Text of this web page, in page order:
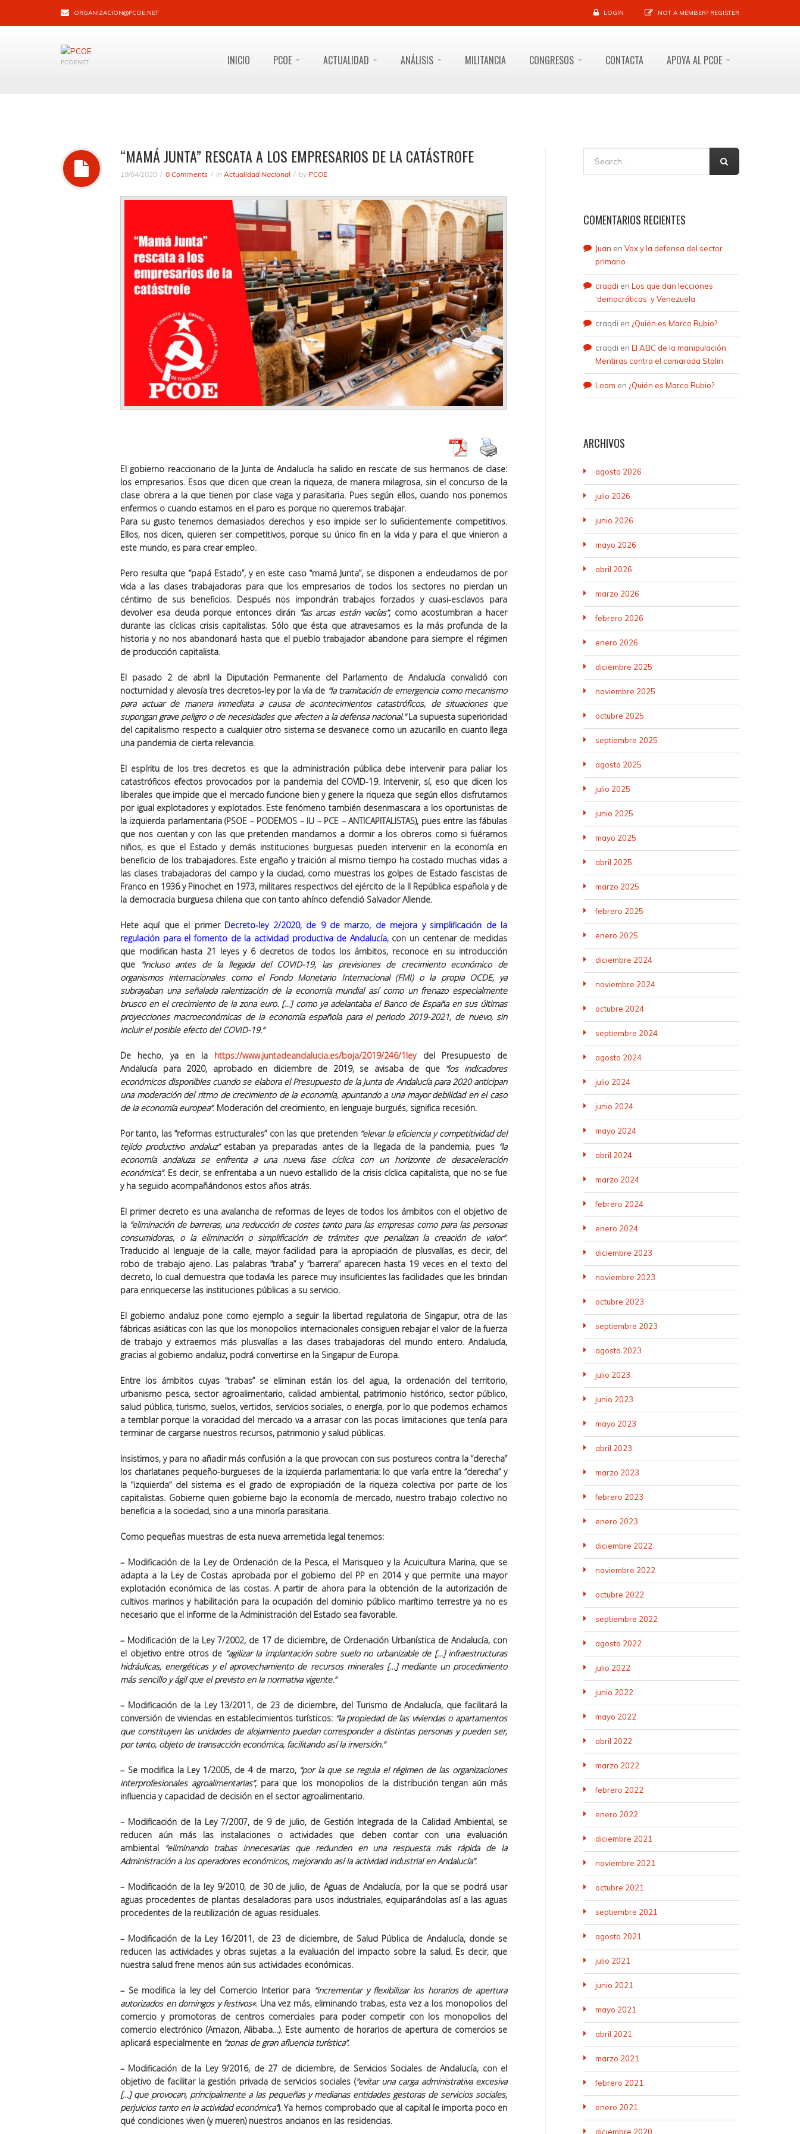
ORGANIZACION@PCOE.NET LOGIN NOT A MEMBER? REGISTER
PCOENET INICIO PCOE ACTUALIDAD ANÁLISIS MILITANCIA CONGRESOS CONTACTA APOYA AL PCOE
“MAMÁ JUNTA” RESCATA A LOS EMPRESARIOS DE LA CATÁSTROFE
19/04/2020 0 Comments in Actualidad Nacional by PCOE
El gobierno reaccionario de la Junta de Andalucía ha salido en rescate de sus hermanos de clase:
los empresarios. Esos que dicen que crean la riqueza, de manera milagrosa, sin el concurso de la
clase obrera a la que tienen por clase vaga y parasitaria. Pues según ellos, cuando nos ponemos
enfermos o cuando estamos en el paro es porque no queremos trabajar.
Para su gusto tenemos demasiados derechos y eso impide ser lo suficientemente competitivos.
Ellos, nos dicen, quieren ser competitivos, porque su único fin en la vida y para el que vinieron a
este mundo, es para crear empleo.
Pero resulta que “papá Estado”, y en este caso “mamá Junta”, se disponen a endeudarnos de por
vida a las clases trabajadoras para que los empresarios de todos los sectores no pierdan un
céntimo de sus beneficios. Después nos impondrán trabajos forzados y cuasi-esclavos para
devolver esa deuda porque entonces dirán “las arcas están vacías”, como acostumbran a hacer
durante las cíclicas crisis capitalistas. Sólo que ésta que atravesamos es la más profunda de la
historia y no nos abandonará hasta que el pueblo trabajador abandone para siempre el régimen
de producción capitalista.
El pasado 2 de abril la Diputación Permanente del Parlamento de Andalucía convalidó con
nocturnidad y alevosía tres decretos-ley por la vía de “la tramitación de emergencia como mecanismo
para actuar de manera inmediata a causa de acontecimientos catastróficos, de situaciones que
supongan grave peligro o de necesidades que afecten a ladefensa nacional.”La supuesta superioridad
del capitalismo respecto a cualquier otro sistema se desvanece como un azucarillo en cuanto llega
una pandemia de cierta relevancia.
El espíritu de los tres decretos es que la administración pública debe intervenir para paliar los
catastróficos efectos provocados por la pandemia del COVID-19. Intervenir, sí, eso que dicen los
liberales que impide que el mercado funcione bien y genere la riqueza que según ellos disfrutamos
por igual explotadores y explotados. Este fenómeno también desenmascara a los oportunistas de
la izquierda parlamentaria (PSOE – PODEMOS – IU – PCE – ANTICAPITALISTAS), pues entre las fábulas
que nos cuentan y con las que pretenden mandarnos a dormir a los obreros como si fuéramos
niños, es que el Estado y demás instituciones burguesas pueden intervenir en la economía en
beneficio de los trabajadores. Este engaño y traición al mismo tiempo ha costado muchas vidas a
las clases trabajadoras del campo y la ciudad, como muestras los golpes de Estado fascistas de
Franco en 1936 y Pinochet en 1973, militares respectivos del ejército de la II República española y de
la democracia burguesa chilena que con tanto ahínco defendió Salvador Allende.
Hete aquí que el primer Decreto-ley 2/2020, de 9 de marzo, de mejora y simplificación de la
regulación para el fomento de la actividad productiva de Andalucía, con un centenar de medidas
que modifican hasta 21 leyes y 6 decretos de todos los ámbitos, reconoce en su introducción
que
“incluso antes de la llegada del COVID-19, las previsiones de crecimiento económico de
organismos internacionales como el Fondo Monetario Internacional (FMI) o la propia OCDE, ya
subrayaban una señalada ralentización de la economía mundial así como un frenazo especialmente
brusco en el crecimiento de la zona euro. […] como ya adelantaba el Banco de España en sus últimas
proyecciones macroeconómicas de la economía española para el periodo 2019-2021, de nuevo, sin
incluir el posible efecto del COVID-19.”
De hecho, ya en la https://www.juntadeandalucia.es/boja/2019/246/1leydel Presupuesto de
Andalucía para 2020, aprobado en diciembre de 2019, se avisaba de que “los indicadores
económicos disponibles cuando se elabora el Presupuesto de la Junta de Andalucía para 2020 anticipan
una moderación del ritmo de crecimiento de la economía, apuntando a una mayor debilidad en el caso
de la economía europea”. Moderación del crecimiento, en lenguaje burgués, significa recesión.
Por tanto, las “reformas estructurales” con las que pretenden “elevar la eficiencia y competitividad del
tejido productivo andaluz”estaban ya preparadas antes de la llegada de la pandemia, pues “la
economía andaluza se enfrenta a una nueva fase cíclicacon un horizonte de desaceleración
económica”. Es decir, se enfrentaba a un nuevo estallido de la crisis cíclica capitalista, que no se fue
y ha seguido acompañándonos estos años atrás.
El primer decreto es una avalancha de reformas de leyes de todos los ámbitos con el objetivo de
la “eliminación de barreras, una reducción de costes tanto para las empresascomo para las personas
consumidoras, o la eliminación osimplificaciónde trámites que penalizan la creación de valor”.
Traducido al lenguaje de la calle, mayor facilidad para la apropiación de plusvalías, es decir, del
robo de trabajo ajeno. Las palabras “traba” y “barrera” aparecen hasta 19 veces en el texto del
decreto, lo cual demuestra que todavía les parece muy insuficientes las facilidades que les brindan
para enriquecerse las instituciones públicas a su servicio.
El gobierno andaluz pone como ejemplo a seguir la libertad regulatoria de Singapur, otra de las
fábricas asiáticas con las que los monopolios internacionales consiguen rebajar el valor de la fuerza
de trabajo y extraernos más plusvalías a las clases trabajadoras del mundo entero. Andalucía,
gracias al gobierno andaluz, podrá convertirse en la Singapur de Europa.
Entre los ámbitos cuyas “trabas” se eliminan están los del agua, la ordenación del territorio,
urbanismo pesca, sector agroalimentario, calidad ambiental, patrimonio histórico, sector público,
salud pública, turismo, suelos, vertidos, servicios sociales, o energía, por lo que podemos echarnos
a temblar porque la voracidad del mercado va a arrasar con las pocas limitaciones que tenía para
terminar de cargarse nuestros recursos, patrimonio y salud públicas.
Insistimos, y para no añadir más confusión a la que provocan con sus postureos contra la “derecha”
los charlatanes pequeño-burgueses de la izquierda parlamentaria: lo que varía entre la “derecha” y
la “izquierda” del sistema es el grado de expropiación de la riqueza colectiva por parte de los
capitalistas. Gobierne quien gobierne bajo la economía de mercado, nuestro trabajo colectivo no
beneficia a la sociedad, sino a una minoría parasitaria.
Como pequeñas muestras de esta nueva arremetida legal tenemos:
– Modificación de la Ley de Ordenación de la Pesca, el Marisqueo y la Acuicultura Marina, que se
adapta a la Ley de Costas aprobada por el gobierno del PP en 2014 y que permite una mayor
explotación económica de las costas. A partir de ahora para la obtención de la autorización de
cultivos marinos y habilitación para la ocupación del dominio público marítimo terrestre ya no es
necesario que el informe de la Administración del Estado sea favorable.
– Modificación de la Ley 7/2002, de 17 de diciembre, de Ordenación Urbanística de Andalucía, con
el objetivo entre otros de “agilizar la implantación sobre suelo no urbanizable de […]infraestructuras
hidráulicas, energéticas y el aprovechamiento de recursos minerales[…] mediante un procedimiento
más sencillo y ágil que el previsto en la normativa vigente.”
– Modificación de la Ley 13/2011, de 23 de diciembre, del Turismode Andalucía, que facilitará la
conversión de viviendas en establecimientos turísticos: “la propiedad de las viviendas o apartamentos
que constituyen las unidades de alojamiento puedan corresponder a distintas personas y pueden ser,
por tanto, objeto de transacción económica, facilitando así la inversión.”
– Se modifica la Ley 1/2005, de 4 de marzo, “por la que se regula el régimen de las organizaciones
interprofesionales agroalimentarias”, para que los monopolios de la distribucióntengan aún más
influencia y capacidad de decisión en el sector agroalimentario.
– Modificación de la Ley 7/2007, de 9 de julio, de Gestión Integrada de la Calidad Ambiental, se
reducen aún más las instalaciones o actividades que deben contar con una evaluación
ambiental
“eliminando trabas innecesarias que redunden en una respuesta más rápida de la
Administración a los operadores económicos, mejorando así la actividad industrial en Andalucía”.
– Modificación de la ley 9/2010, de 30 de julio, de Aguasde Andalucía, por la que se podrá usar
aguas procedentes de plantas desaladoras para usos industriales, equiparándolas así a las aguas
procedentes de la reutilización de aguas residuales.
– Modificación de la Ley 16/2011, de 23 de diciembre, de Salud Pública de Andalucía, donde se
reducen las actividades y obras sujetas a la evaluación del impacto sobre la salud. Es decir, que
nuestra salud frene menos aún sus actividades económicas.
– Se modifica la ley del Comercio Interior para “incrementar y flexibilizar los horarios de apertura
autorizados en domingos y festivos«. Una vez más, eliminando trabas, esta vez a los monopolios del
comercio y promotoras de centros comerciales para poder competir con los monopolios del
comercio electrónico (Amazon, Alibaba…). Este aumento de horarios de apertura de comercios se
aplicará especialmente en “zonas de gran afluencia turística”.
– Modificación de la Ley 9/2016, de 27 de diciembre, de Servicios Sociales de Andalucía, con el
objetivo de facilitar la gestión privada de servicios sociales (“evitar una carga administrativa excesiva
[…] que provocan, principalmente a las pequeñas y medianas entidades gestoras de servicios sociales,
perjuicios tanto en la actividad económica”). Ya hemos comprobado que al capital le importa poco en
qué condiciones viven (y mueren) nuestros ancianos en las residencias.
COMENTARIOS RECIENTES
Juan en Vox y la defensa del sector
primario
craqdi en Los que dan lecciones
‘democráticas’ y Venezuela
craqdi en ¿Quién es Marco Rubio?
craqdi en El ABC de la manipulación.
Mentiras contra el camarada Stalin
Loam en ¿Quién es Marco Rubio?
ARCHIVOS
agosto 2026
julio 2026
junio 2026
mayo 2026
abril 2026
marzo 2026
febrero 2026
enero 2026
diciembre 2025
noviembre 2025
octubre 2025
septiembre 2025
agosto 2025
julio 2025
junio 2025
mayo 2025
abril 2025
marzo 2025
febrero 2025
enero 2025
diciembre 2024
noviembre 2024
octubre 2024
septiembre 2024
agosto 2024
julio 2024
junio 2024
mayo 2024
abril 2024
marzo 2024
febrero 2024
enero 2024
diciembre 2023
noviembre 2023
octubre 2023
septiembre 2023
agosto 2023
julio 2023
junio 2023
mayo 2023
abril 2023
marzo 2023
febrero 2023
enero 2023
diciembre 2022
noviembre 2022
octubre 2022
septiembre 2022
agosto 2022
julio 2022
junio 2022
mayo 2022
abril 2022
marzo 2022
febrero 2022
enero 2022
diciembre 2021
noviembre 2021
octubre 2021
septiembre 2021
agosto 2021
julio 2021
junio 2021
mayo 2021
abril 2021
marzo 2021
febrero 2021
enero 2021
diciembre 2020